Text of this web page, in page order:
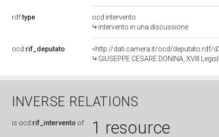
rdf:type
ocd:intervento
intervento in una discussione
ocd:rif_deputato
<http://dati.camera.it/ocd/deputato.rdf/
GIUSEPPE CESARE DONINA, XVIII
INVERSE RELATIONS
is ocd:rif_intervento of 1 resource